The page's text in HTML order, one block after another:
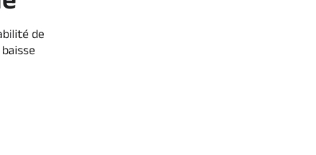
de